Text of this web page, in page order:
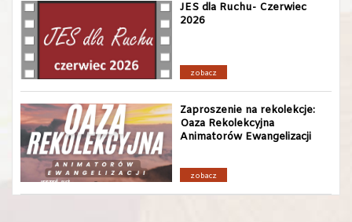
JES dla Ruchu- Czerwiec
2026
zobacz
Zaproszenie na rekolekcje:
Oaza Rekolekcyjna
Animatorów Ewangelizacji
zobacz